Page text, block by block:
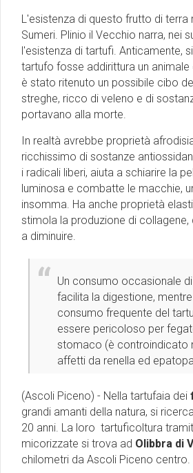
L'esistenza di questo frutto di terra
Sumeri. Plinio il Vecchio narra, nei
l'esistenza di tartufi. Anticamente,
tartufo fosse addirittura un animale
è stato ritenuto un possibile cibo
streghe, ricco di veleno e di
portavano alla morte.
In realtà avrebbe proprietà
ricchissimo di sostanze
i radicali liberi, aiuta a schiarire la
luminosa e combatte le macchie,
insomma. Ha anche proprietà
stimola la produzione di collagene,
a diminuire.
Un consumo occasionale
facilita la digestione, mentre
consumo frequente del
essere pericoloso per
stomaco (è controindicato
affetti da renella ed
(Ascoli Piceno) - Nella tartufaia dei
grandi amanti della natura, si
20 anni. La loro tartuficoltura
micorizzate si trova ad Olibbra di
chilometri da Ascoli Piceno centro.